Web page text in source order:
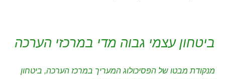
ביטחון עצמי גבוה מדי במרכזי הערכה
מנקודת מבטו של הפסיכולוג המעריך במרכז הערכה, ביטחון